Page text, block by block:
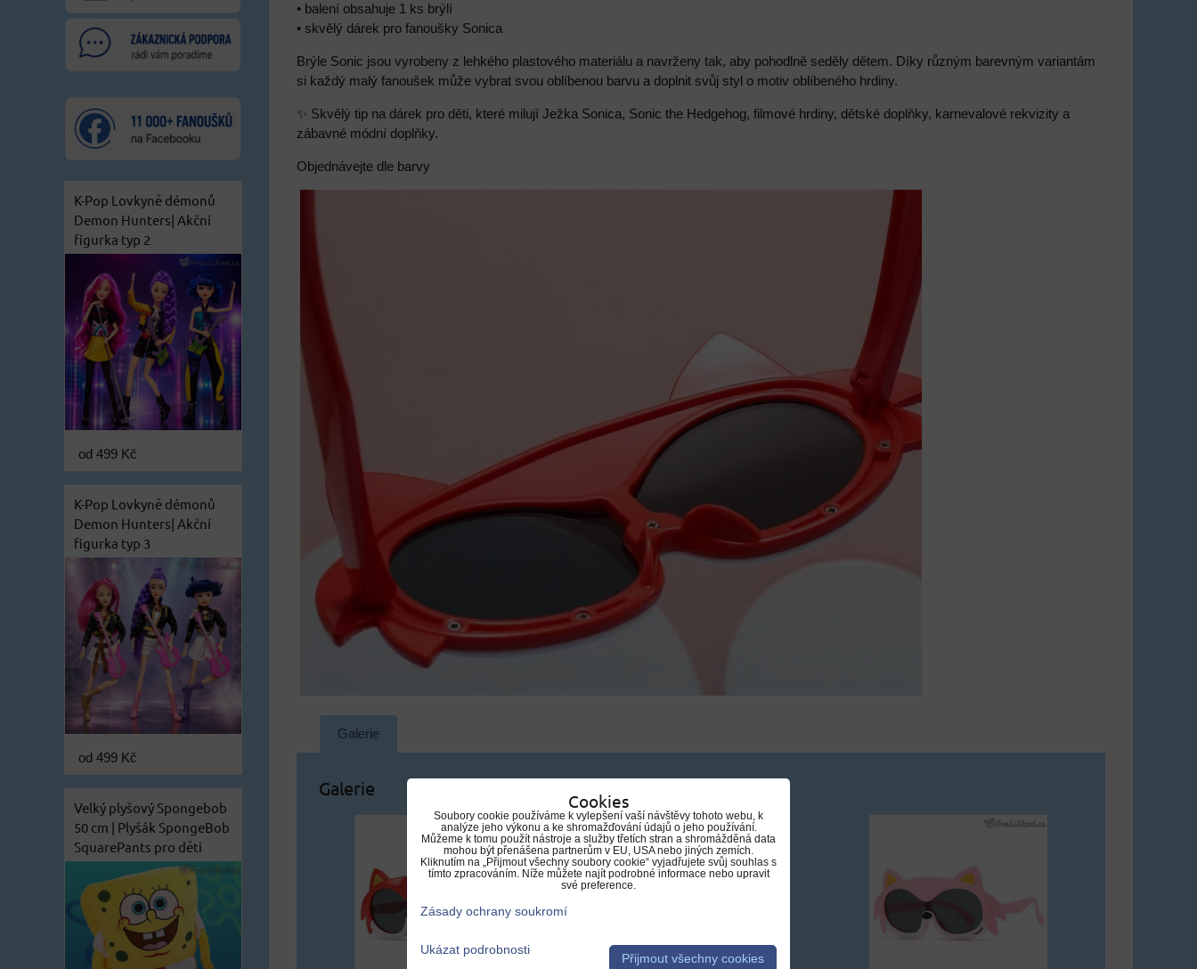
• balení obsahuje 1 ks brýlí
• skvělý dárek pro fanoušky Sonica
Brýle Sonic jsou vyrobeny z lehkého plastového materiálu a navrženy tak, aby pohodlně seděly dětem. Díky různým barevným variantám
si každý malý fanoušek může vybrat svou oblíbenou barvu a doplnit svůj styl o motiv oblíbeného hrdiny.
✨ Skvělý tip na dárek pro děti, které milují Ježka Sonica, Sonic the Hedgehog, filmové hrdiny, dětské doplňky, karnevalové rekvizity a
zábavné módní doplňky.
Objednávejte dle barvy
Galerie
Galerie
K-Pop Lovkyně démonů
Demon Hunters| Akční
figurka typ 2
od 499 Kč
K-Pop Lovkyně démonů
Demon Hunters| Akční
figurka typ 3
od 499 Kč
Velký plyšový Spongebob
50 cm | Plyšák SpongeBob
SquarePants pro děti
Cookies
Soubory cookie používáme k vylepšení vaší návštěvy tohoto webu, k
analýze jeho výkonu a ke shromažďování údajů o jeho používání.
Můžeme k tomu použít nástroje a služby třetích stran a shromážděná data
mohou být přenášena partnerům v EU, USA nebo jiných zemích.
Kliknutím na „Přijmout všechny soubory cookie“ vyjadřujete svůj souhlas s
tímto zpracováním. Níže můžete najít podrobné informace nebo upravit
své preference.
Zásady ochrany soukromí
Ukázat podrobnosti
Přijmout všechny cookies